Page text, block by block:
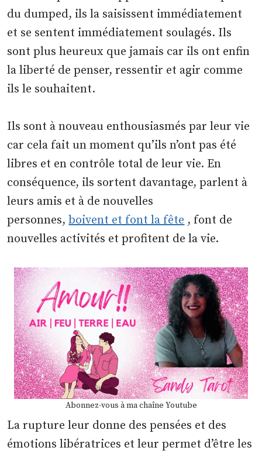
du dumped, ils la saisissent immédiatement
et se sentent immédiatement soulagés. Ils
sont plus heureux que jamais car ils ont enfin
la liberté de penser, ressentir et agir comme
ils le souhaitent.
Ils sont à nouveau enthousiasmés par leur vie
car cela fait un moment qu’ils n’ont pas été
libres et en contrôle total de leur vie. En
conséquence, ils sortent davantage, parlent à
leurs amis et à de nouvelles
personnes,boivent et font la fête, font de
nouvelles activités et profitent de la vie.
Abonnez-vous à ma chaîne Youtube
La rupture leur donne des pensées et des
émotions libératrices et leur permet d’être les